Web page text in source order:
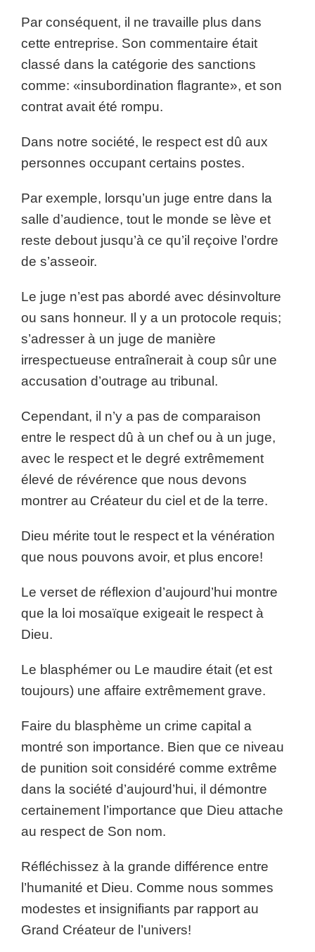
Par conséquent, il ne travaille plus dans
cette entreprise. Son commentaire était
classé dans la catégorie des sanctions
comme: «insubordination flagrante», et son
contrat avait été rompu.
Dans notre société, le respect est dû aux
personnes occupant certains postes.
Par exemple, lorsqu’un juge entre dans la
salle d’audience, tout le monde se lève et
reste debout jusqu’à ce qu’il reçoive l’ordre
de s’asseoir.
Le juge n’est pas abordé avec désinvolture
ou sans honneur. Il y a un protocole requis;
s’adresser à un juge de manière
irrespectueuse entraînerait à coup sûr une
accusation d’outrage au tribunal.
Cependant, il n’y a pas de comparaison
entre le respect dû à un chef ou à un juge,
avec le respect et le degré extrêmement
élevé de révérence que nous devons
montrer au Créateur du ciel et de la terre.
Dieu mérite tout le respect et la vénération
que nous pouvons avoir, et plus encore!
Le verset de réflexion d’aujourd’hui montre
que la loi mosaïque exigeait le respect à
Dieu.
Le blasphémer ou Le maudire était (et est
toujours) une affaire extrêmement grave.
Faire du blasphème un crime capital a
montré son importance. Bien que ce niveau
de punition soit considéré comme extrême
dans la société d’aujourd’hui, il démontre
certainement l’importance que Dieu attache
au respect de Son nom.
Réfléchissez à la grande différence entre
l’humanité et Dieu. Comme nous sommes
modestes et insignifiants par rapport au
Grand Créateur de l’univers!